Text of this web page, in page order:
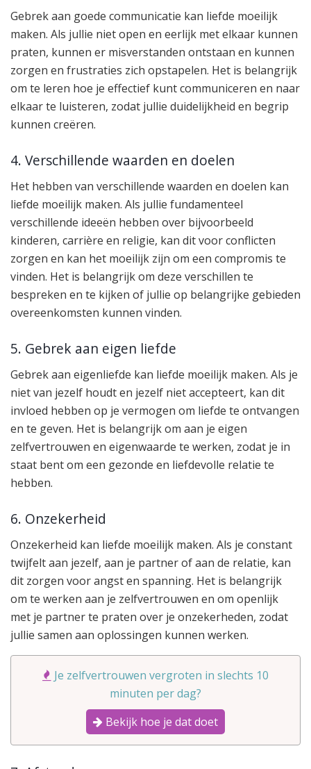
Gebrek aan goede communicatie kan liefde moeilijk
maken. Als jullie niet open en eerlijk met elkaar kunnen
praten, kunnen er misverstanden ontstaan en kunnen
zorgen en frustraties zich opstapelen. Het is belangrijk
om te leren hoe je effectief kunt communiceren en naar
elkaar te luisteren, zodat jullie duidelijkheid en begrip
kunnen creëren.
4. Verschillende waarden en doelen
Het hebben van verschillende waarden en doelen kan
liefde moeilijk maken. Als jullie fundamenteel
verschillende ideeën hebben over bijvoorbeeld
kinderen, carrière en religie, kan dit voor conflicten
zorgen en kan het moeilijk zijn om een compromis te
vinden. Het is belangrijk om deze verschillen te
bespreken en te kijken of jullie op belangrijke gebieden
overeenkomsten kunnen vinden.
5. Gebrek aan eigen liefde
Gebrek aan eigenliefde kan liefde moeilijk maken. Als je
niet van jezelf houdt en jezelf niet accepteert, kan dit
invloed hebben op je vermogen om liefde te ontvangen
en te geven. Het is belangrijk om aan je eigen
zelfvertrouwen en eigenwaarde te werken, zodat je in
staat bent om een gezonde en liefdevolle relatie te
hebben.
6. Onzekerheid
Onzekerheid kan liefde moeilijk maken. Als je constant
twijfelt aan jezelf, aan je partner of aan de relatie, kan
dit zorgen voor angst en spanning. Het is belangrijk
om te werken aan je zelfvertrouwen en om openlijk
met je partner te praten over je onzekerheden, zodat
jullie samen aan oplossingen kunnen werken.
Je zelfvertrouwen vergroten in slechts 10
minuten per dag?
Bekijk hoe je dat doet